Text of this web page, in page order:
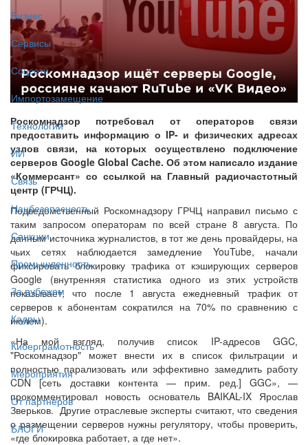
Бизнес
Сервисы
Соцсети
Импортозамещение
Технологии
ИИ
Связь
Нацбезопасность
Санкции
Промышленность
За рубежом
Кадры
Киберграмотность
Мероприятия
От партнёров
БЛОГИ
Роскомнадзор потребовал от операторов связи
предоставить информацию о IP- и физических адресах
узлов связи, на которых осуществлено подключение
серверов Google Global Cache. Об этом написало издание
«Коммерсант» со ссылкой на Главный радиочастотный
центр (ГРЧЦ).
Подведомственный Роскомнадзору ГРЧЦ направил письмо с
таким запросом операторам по всей стране 8 августа. По
данным источника журналистов, в тот же день провайдеры, на
чьих сетях наблюдается замедление YouTube, начали
фиксировать блокировку трафика от кэширующих серверов
Google (внутренняя статистика одного из этих устройств
показывает, что после 1 августа ежедневный трафик от
серверов к абонентам сократился на 70% по сравнению с
июлем).
«На мой взгляд, получив список IP-адресов GGC,
"Роскомнадзор" может внести их в список фильтрации и
полностью парализовать или эффективно замедлить работу
CDN [сеть доставки контента — прим. ред.] GGC», —
прокомментировал новость основатель BAIKAL-IX Ярослав
Зверьков. Другие отраслевые эксперты считают, что сведения
о размещении серверов нужны регулятору, чтобы проверить,
«где блокировка работает, а где нет».